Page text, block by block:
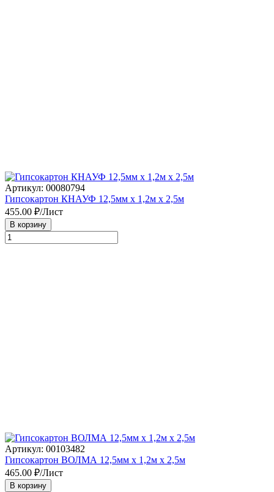
Артикул: 00080794
Гипсокартон КНАУФ 12,5мм х 1,2м х 2,5м
455.00 ₽/Лист
В корзину
Артикул: 00103482
Гипсокартон ВОЛМА 12,5мм х 1,2м х 2,5м
465.00 ₽/Лист
В корзину